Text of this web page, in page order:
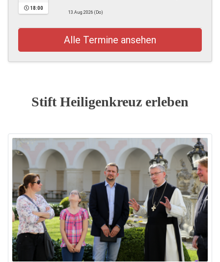
18:00
13.Aug.2026 (Do)
Alle Termine ansehen
Stift Heiligenkreuz erleben